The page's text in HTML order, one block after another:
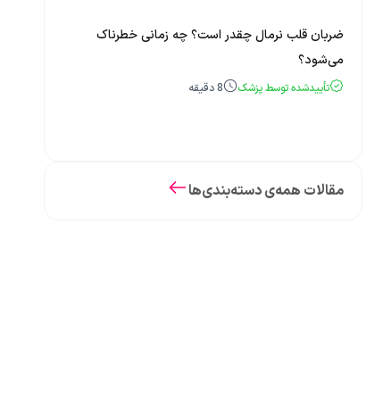
ضربان قلب نرمال چقدر است؟ چه زمانی خطرناک
می‌شود؟
تأییدشده توسط پزشک 8دقیقه
مقالات همه‌ی دسته‌بندی‌ها